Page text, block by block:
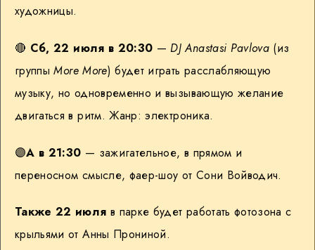
художницы.
🔴 Сб, 22 июля в 20:30 —DJ Anastasi Pavlova (из
группыMore More) будет играть расслабляющую
музыку, но одновременно и вызывающую желание
двигаться в ритм. Жанр: электроника.
🟣А в 21:30 — зажигательное, в прямом и
переносном смысле, фаер-шоу от Сони Войводич.
Также 22 июля в парке будет работать фотозона с
крыльями от Анны Прониной.